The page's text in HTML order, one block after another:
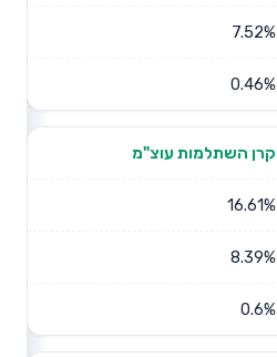
7.52%
0.46%
קרן השתלמות עוצ"מ
16.61%
8.39%
0.6%